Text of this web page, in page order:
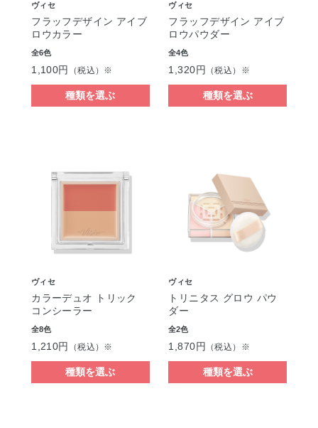
ヴィセ
フラッフデザイン アイブ
ロウカラー
全6色
1,100円 （税込）※
種類を選ぶ
ヴィセ
フラッフデザイン アイブ
ロウパウダー
全4色
1,320円 （税込）※
種類を選ぶ
ヴィセ
カラーデュオ トリック
コンシーラー
全8色
1,210円 （税込）※
種類を選ぶ
ヴィセ
トリニタス グロウ パウ
ダー
全2色
1,870円 （税込）※
種類を選ぶ